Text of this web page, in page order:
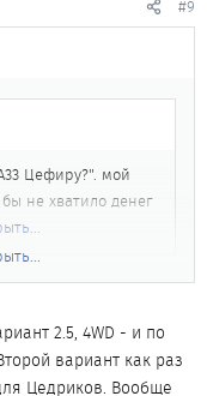
#9
Цефиру?". мой
не хватило денег
2.5, 4WD - и по
вариант как раз
Цедриков. Вообще